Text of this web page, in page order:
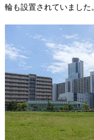
輪も設置されていました